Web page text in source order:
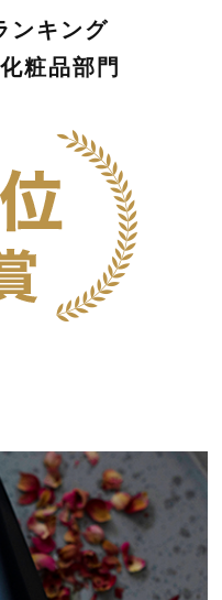
ンキング
粧品部門